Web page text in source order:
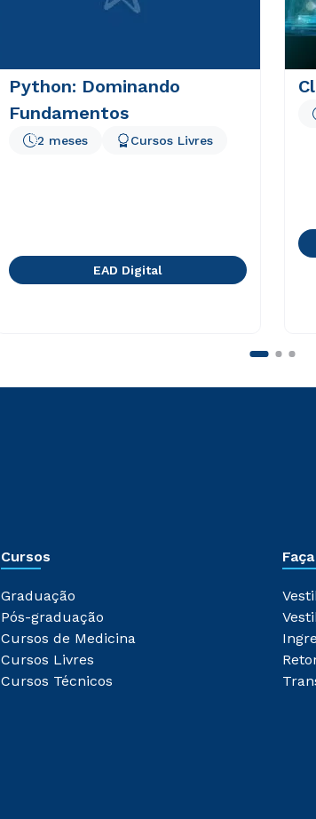
Python: Dominando
Fundamentos
2 meses Cursos Livres
EAD Digital
Cursos
Graduação
Pós-graduação
Cursos de Medicina
Cursos Livres
Cursos Técnicos